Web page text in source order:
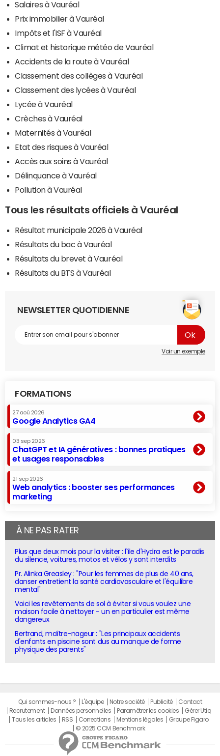
Salaires à Vauréal
Prix immobilier à Vauréal
Impôts et l'ISF à Vauréal
Climat et historique météo de Vauréal
Accidents de la route à Vauréal
Classement des collèges à Vauréal
Classement des lycées à Vauréal
Lycée à Vauréal
Crèches à Vauréal
Maternités à Vauréal
Etat des risques à Vauréal
Accès aux soins à Vauréal
Délinquance à Vauréal
Pollution à Vauréal
Tous les résultats officiels à Vauréal
Résultat municipale 2026 à Vauréal
Résultats du bac à Vauréal
Résultats du brevet à Vauréal
Résultats du BTS à Vauréal
NEWSLETTER QUOTIDIENNE
Voir un exemple
FORMATIONS
27 aoû 2026
Google Analytics GA4
03 sep 2026
ChatGPT et IA génératives : bonnes pratiques
et usages responsables
21 sep 2026
Web analytics : booster ses performances
marketing
À NE PAS RATER
Plus que deux mois pour la visiter : l'île d'Hydra est le paradis
du silence, voitures, motos et vélos y sont interdits
Pr. Alinka Greasley : "Pour les femmes de plus de 40 ans,
danser entretient la santé cardiovasculaire et l'équilibre
mental"
Voici les revêtements de sol à éviter si vous voulez une
maison facile à nettoyer - un en particulier est même
dangereux
Bertrand, maître-nageur : "Les principaux accidents
d'enfants en piscine sont dus au manque de forme
physique des parents"
Qui sommes-nous ? L'équipe Notre société Publicité
Contact
Recrutement
Données personnelles Paramétrer les cookies
Gérer Utiq
Tous les articles
RSS Corrections Mentions légales
Groupe Figaro
© 2025 CCM Benchmark